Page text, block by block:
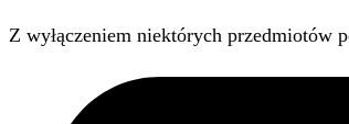
Z wyłączeniem niektórych przedmiotów